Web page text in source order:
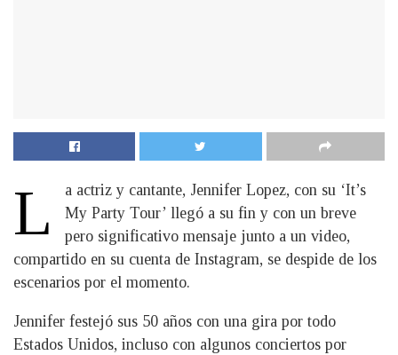
L
a actriz y cantante, Jennifer Lopez, con su ‘It’s
My Party Tour’ llegó a su fin y con un breve
pero significativo mensaje junto a un video,
compartido en su cuenta de Instagram, se despide de los
escenarios por el momento.
Jennifer festejó sus 50 años con una gira por todo
Estados Unidos, incluso con algunos conciertos por